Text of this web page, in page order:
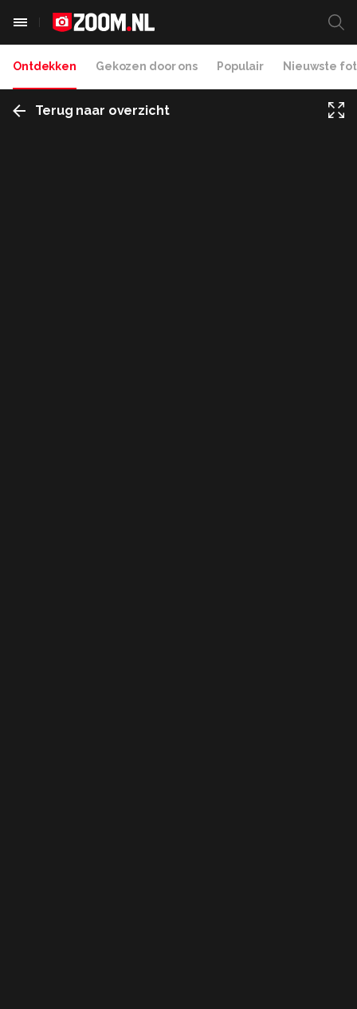
Ontdekken Gekozen door ons Populair Nieuwste
Terug naar overzicht